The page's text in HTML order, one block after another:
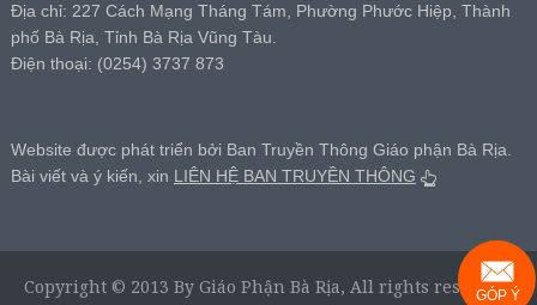
Địa chỉ: 227 Cách Mạng Tháng Tám, Phường Phước Hiệp, Thành
phố Bà Rịa, Tỉnh Bà Rịa Vũng Tàu.
Điện thoại: (0254) 3737 873
Website được phát triển bởi Ban Truyền Thông Giáo phận Bà Rịa.
Bài viết và ý kiến, xin LIÊN HỆ BAN TRUYỀN THÔNG
Copyright © 2013 By Giáo Phận Bà Rịa, All rights reserved.
GÓP Ý